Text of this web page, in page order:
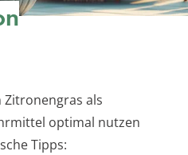
Zitronengras als
optimal nutzen
Tipps: